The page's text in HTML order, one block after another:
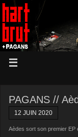
PAGANS //
12 JUIN 2020
Aèdes sort son premier EP